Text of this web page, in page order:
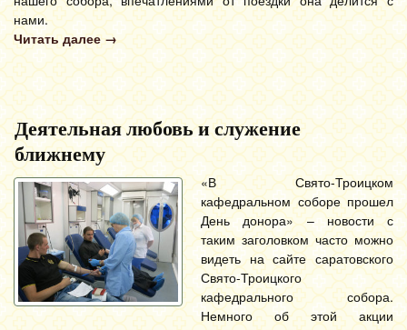
нами.
Читать далее →
Деятельная любовь и служение
ближнему
«В Свято-Троицком
кафедральном соборе прошел
День донора» – новости с
таким заголовком часто можно
видеть на сайте саратовского
Свято-Троицкого
кафедрального собора.
Немного об этой акции